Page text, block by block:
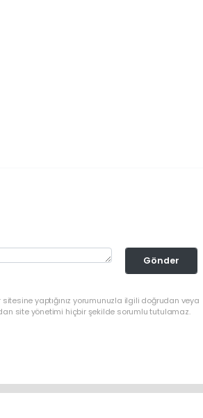
Gönder
yaptığınız yorumunuzla ilgili doğrudan veya
site yönetimi hiçbir şekilde sorumlu tutulamaz.